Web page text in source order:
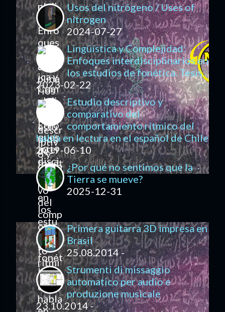
Usos del nitrógeno / Uses of
nitrogen
2024-07-27
Lingüística y Complejidad:
Enfoques interdisciplinarios en
los estudios de fonética. Tesis.
2023-02-22
Estudio descriptivo y
comparativo del
comportamiento rítmico del
habla en lectura en el español de Chile
2019-06-10
¿Por qué no sentimos que la
Tierra se mueve?
2025-12-31
Primera guitarra 3D impresa en
Brasil
25.08.2014 -
Strumenti di missaggio
automatico per audio e
produzione musicale
23.10.2014 -